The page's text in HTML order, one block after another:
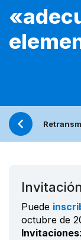
Puede
octubre de
Invitaciones: